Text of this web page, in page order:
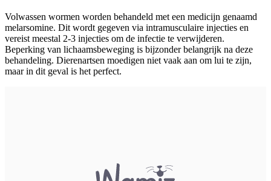
Volwassen wormen worden behandeld met een medicijn genaamd
melarsomine. Dit wordt gegeven via intramusculaire injecties en
vereist meestal 2-3 injecties om de infectie te verwijderen.
Beperking van lichaamsbeweging is bijzonder belangrijk na deze
behandeling. Dierenartsen moedigen niet vaak aan om lui te zijn,
maar in dit geval is het perfect.